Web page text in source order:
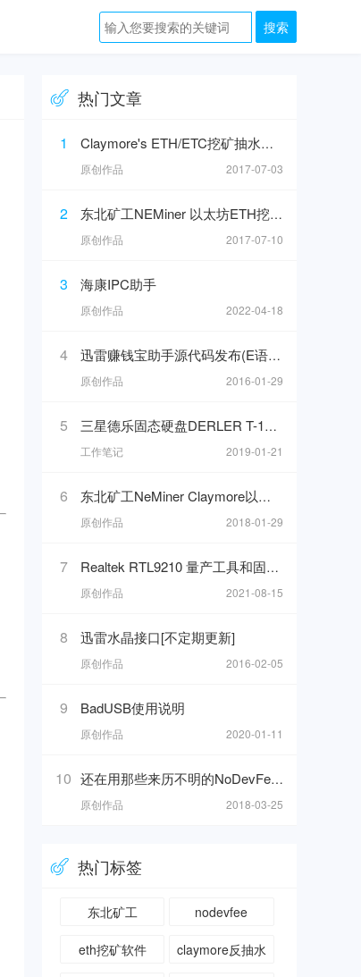
热门文章
1 Claymore's ETH/ETC挖矿抽水破解，99.99%返还
原创作品 2017-07-03
2 东北矿工NEMiner 以太坊ETH挖矿工具返/反抽水
原创作品 2017-07-10
3 海康IPC助手
原创作品 2022-04-18
4 迅雷赚钱宝助手源代码发布(E语言)
原创作品 2016-01-29
5 三星德乐固态硬盘DERLER T-1刷固件（SM2258XT方案）
工作笔记 2019-01-21
6 东北矿工NeMiner Claymore以太坊ETH挖矿工具返/反抽水/N卡自动超频
原创作品 2018-01-29
7 Realtek RTL9210 量产工具和固件升级工具（奥睿科M2PV-C3）
原创作品 2021-08-15
8 迅雷水晶接口[不定期更新]
原创作品 2016-02-05
9 BadUSB使用说明
原创作品 2020-01-11
10 还在用那些来历不明的NoDevFee以太坊反抽水软件吗
原创作品 2018-03-25
热门标签
东北矿工 nodevfee
eth挖矿软件 claymore反抽水